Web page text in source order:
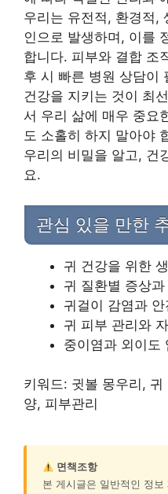
우리는 유전적, 환경적,
인으로 발생하며, 이를
합니다. 피부와 결합 조
후 시 빠른 병원 상담이
건강을 지키는 것이 최
서 우리 삶에 매우 중요
도 소홀히 하지 말아야
우리의 비밀을 알고, 건
요.
관심 있을 만한
귀 건강을 위한
귀 질환별 증상
귀걸이 감염과
귀 피부 관리와
중이염과 외이도
키워드: 귓볼 몽우리,
양, 피부관리
면책조항
본 게시글은 일반적인 정